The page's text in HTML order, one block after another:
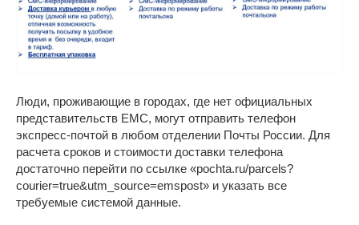
Люди, проживающие в городах, где нет официальных
представительств ЕМС, могут отправить телефон
экспресс-почтой в любом отделении Почты России. Для
расчета сроков и стоимости доставки телефона
достаточно перейти по ссылке «pochta.ru/parcels?
courier=true&utm_source=emspost» и указать все
требуемые системой данные.